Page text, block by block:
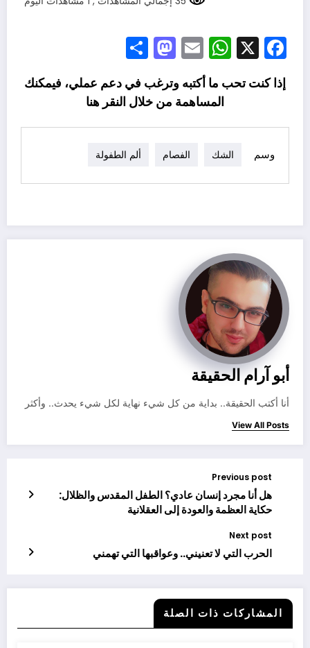
Facebook
X
WhatsApp
Email
Mastodon
إذا كنت تحب ما أكتبه وترغب في دعم عملي، فيمكنك
المساهمة من خلال النقر هنا
وسم الشك الفصام ألم الطفولة
أبو آرام الحقيقة
أنا أكتب الحقيقة.. بداية من كل شيء نهاية لكل شيء يحدث.. وأكثر
View All Posts
Previous post
هل أنا مجرد إنسان عادي؟ الطفل المقدس والظلال:
حكاية العظمة والعودة إلى العقلانية
Next post
الحرب التي لا تعنيني.. وعواقبها التي تهمني
المشاركات ذات الصلة